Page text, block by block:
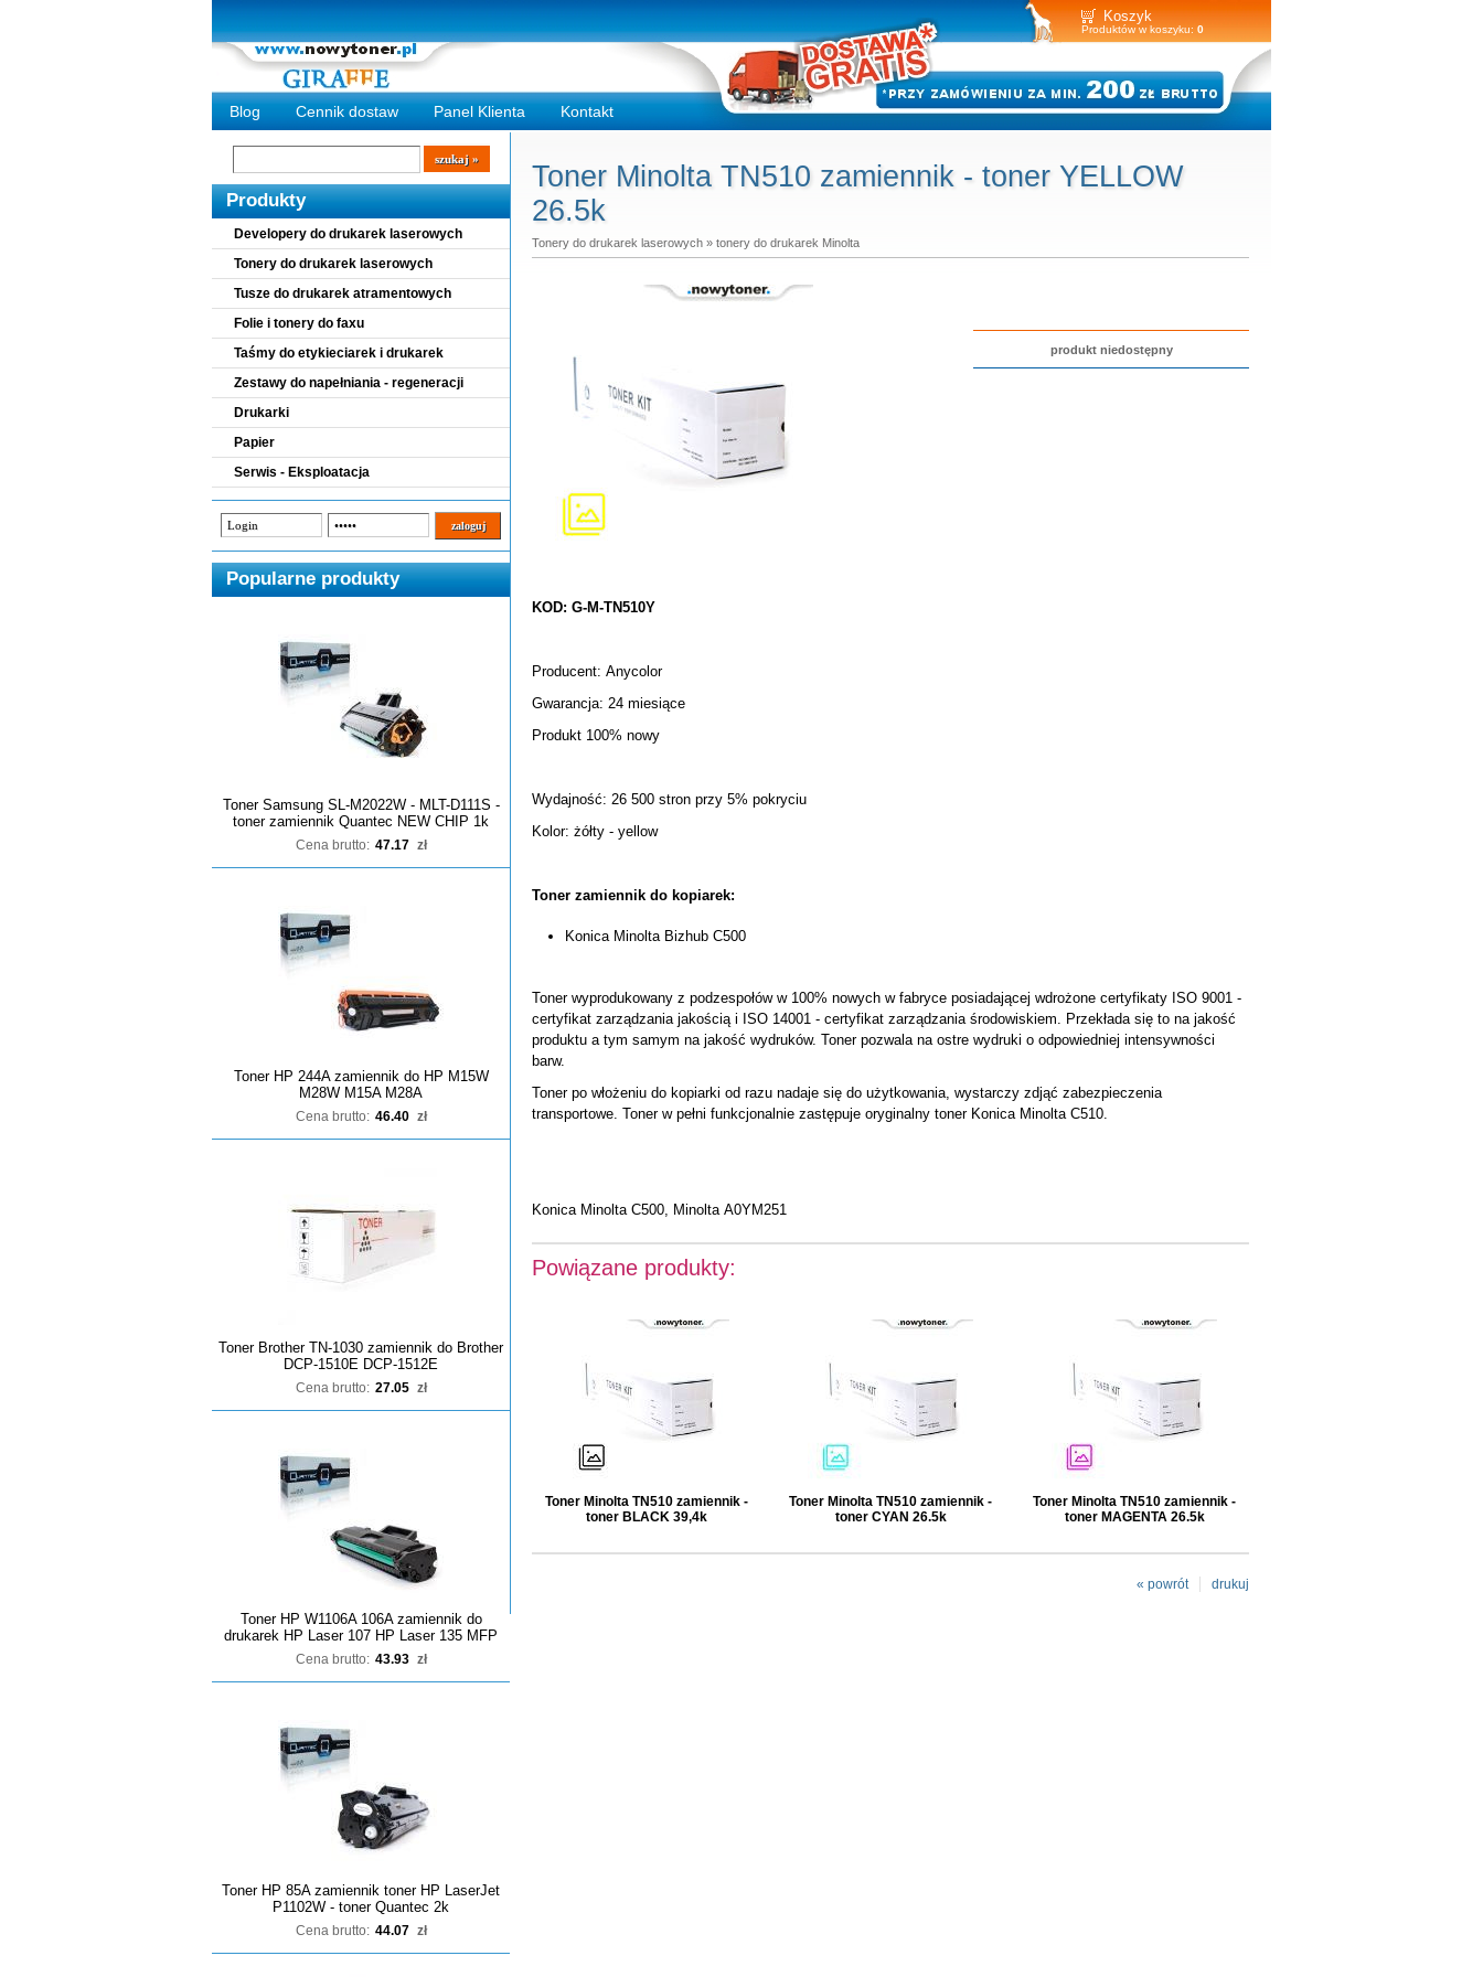
Koszyk
Produktów w koszyku: 0
Blog Cennik dostaw Panel Klienta Kontakt
Wyszukiwarka
szukaj
Produkty
Developery do drukarek laserowych
Tonery do drukarek laserowych
Tusze do drukarek atramentowych
Folie i tonery do faxu
Taśmy do etykieciarek i drukarek
Zestawy do napełniania - regeneracji
Drukarki
Papier
Serwis - Eksploatacja
Popularne produkty
Toner Samsung SL-M2022W - MLT-D111S -
toner zamiennik Quantec NEW CHIP 1k
Cena brutto: 47.17 zł
Toner HP 244A zamiennik do HP M15W
M28W M15A M28A
Cena brutto: 46.40 zł
Toner Brother TN-1030 zamiennik do Brother
DCP-1510E DCP-1512E
Cena brutto: 27.05 zł
Toner HP W1106A 106A zamiennik do
drukarek HP Laser 107 HP Laser 135 MFP
Cena brutto: 43.93 zł
Toner HP 85A zamiennik toner HP LaserJet
P1102W - toner Quantec 2k
Cena brutto: 44.07 zł
Toner Minolta TN510 zamiennik - toner YELLOW
26.5k
Tonery do drukarek laserowych » tonery do drukarek Minolta
produkt niedostępny
KOD: G-M-TN510Y
Producent: Anycolor
Gwarancja: 24 miesiące
Produkt 100% nowy
Wydajność: 26 500 stron przy 5% pokryciu
Kolor: żółty - yellow
Toner zamiennik do kopiarek:
Konica Minolta Bizhub C500
Toner wyprodukowany z podzespołów w 100% nowych w fabryce posiadającej wdrożone certyfikaty ISO 9001 -
certyfikat zarządzania jakością i ISO 14001 - certyfikat zarządzania środowiskiem. Przekłada się to na jakość
produktu a tym samym na jakość wydruków. Toner pozwala na ostre wydruki o odpowiedniej intensywności
barw.
Toner po włożeniu do kopiarki od razu nadaje się do użytkowania, wystarczy zdjąć zabezpieczenia
transportowe. Toner w pełni funkcjonalnie zastępuje oryginalny toner Konica Minolta C510.
Konica Minolta C500, Minolta A0YM251
Powiązane produkty:
Toner Minolta TN510 zamiennik -
toner BLACK 39,4k
Toner Minolta TN510 zamiennik -
toner CYAN 26.5k
Toner Minolta TN510 zamiennik -
toner MAGENTA 26.5k
drukuj
« powrót